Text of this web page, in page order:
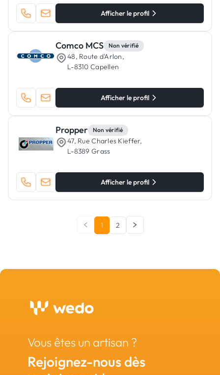
Afficher le profil
Comco MCS Non vérifié
48, Route d'Arlon,
L-8310 Capellen
Afficher le profil
Propper Non vérifié
47, Rue Charles Kieffer,
L-8389 Grass
Afficher le profil
1 2
Vous êtes un artisan ?
Rejoignez-nous dès